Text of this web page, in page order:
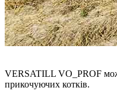
VERSATILL VO_PROF
прикочуючих котків.